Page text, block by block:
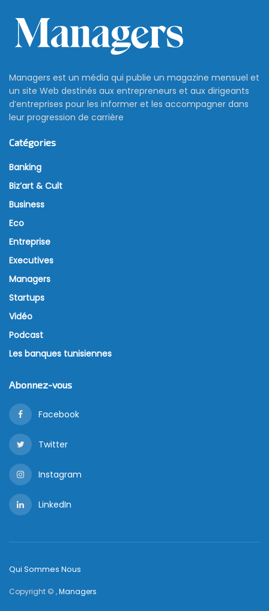
Managers est un média qui publie un magazine mensuel et
un site Web destinés aux entrepreneurs et aux dirigeants
d’entreprises pour les informer et les accompagner dans
leur progression de carrière
Catégories
Banking
Biz’art & Cult
Business
Eco
Entreprise
Executives
Managers
Startups
Vidéo
Podcast
Les banques tunisiennes
Abonnez-vous
Facebook
Twitter
Instagram
LinkedIn
Qui Sommes Nous
Copyright © ,Managers